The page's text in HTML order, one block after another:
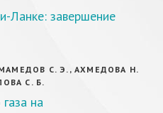
Ланке: завершение
С. Э., АХМЕДОВА Н.
С. Б.
на